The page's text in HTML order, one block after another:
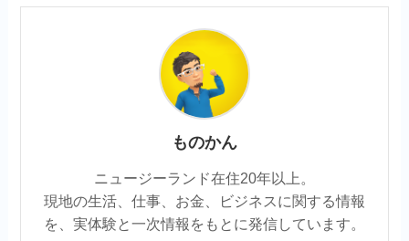
ものかん
ニュージーランド在住20年以上。
現地の生活、仕事、お金、ビジネスに関する情報
を、実体験と一次情報をもとに発信しています。